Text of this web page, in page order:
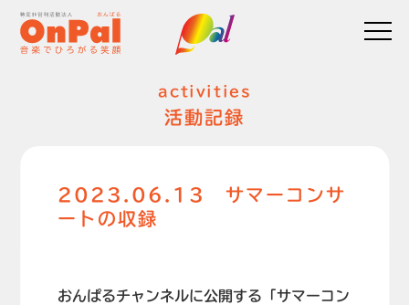
activities
活動記録
2023.06.13 サマーコンサ
ートの収録
おんぱるチャンネルに公開する「サマーコン